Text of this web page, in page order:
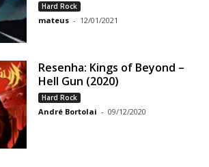
Hard Rock
mateus - 12/01/2021
Resenha: Kings of Beyond –
Hell Gun (2020)
Hard Rock
André Bortolai - 09/12/2020